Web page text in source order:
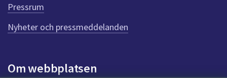
n
n
a
a
Pressrum
Nyheter och pressmeddelanden
Om webbplatsen